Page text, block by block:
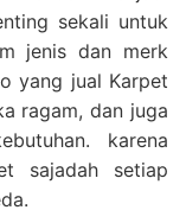
sekali untuk
jenis dan merk
yang jual Karpet
ragam, dan juga
karena
sajadah setiap